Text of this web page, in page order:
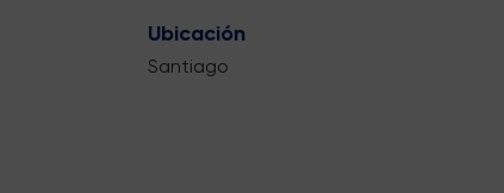
Ubicación
Santiago